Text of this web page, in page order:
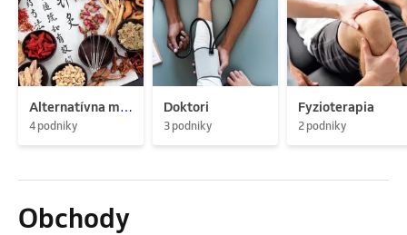
Alternatívna medicína
4 podniky
Doktori
3 podniky
Fyzioterapia
2 podniky
Obchody